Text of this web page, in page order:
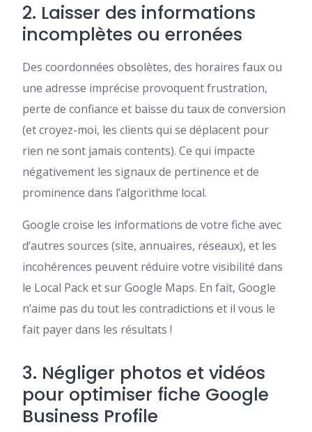
2. Laisser des informations
incomplètes ou erronées
Des coordonnées obsolètes, des horaires faux ou
une adresse imprécise provoquent frustration,
perte de confiance et baisse du taux de conversion
(et croyez-moi, les clients qui se déplacent pour
rien ne sont jamais contents). Ce qui impacte
négativement les signaux de pertinence et de
prominence dans l’algorithme local.
Google croise les informations de votre fiche avec
d’autres sources (site, annuaires, réseaux), et les
incohérences peuvent réduire votre visibilité dans
le Local Pack et sur Google Maps. En fait, Google
n’aime pas du tout les contradictions et il vous le
fait payer dans les résultats !
3. Négliger photos et vidéos
pour optimiser fiche Google
Business Profile